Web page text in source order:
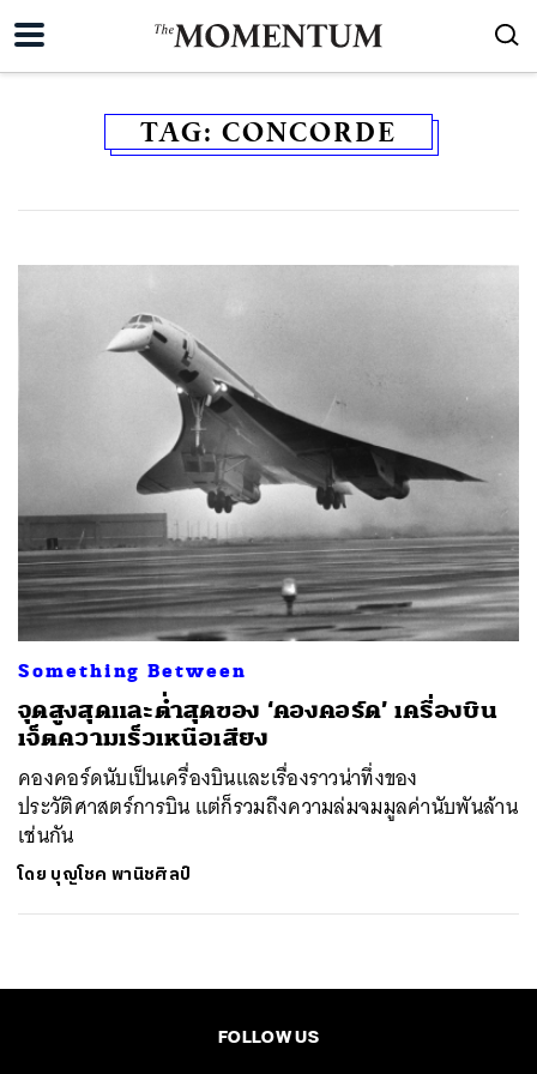
TAG: CONCORDE
Something Between
จุดสูงสุดและต่ำสุดของ ‘คองคอร์ด’ เครื่องบิน
เจ็ตความเร็วเหนือเสียง
คองคอร์ดนับเป็นเครื่องบินและเรื่องราวน่าทึ่งของ
ประวัติศาสตร์การบิน แต่ก็รวมถึงความล่มจมมูลค่านับพันล้าน
เช่นกัน
โดย บุญโชค พานิชศิลป์
FOLLOW US
ค้นหา
SHARE TWEET LINE EMAIL